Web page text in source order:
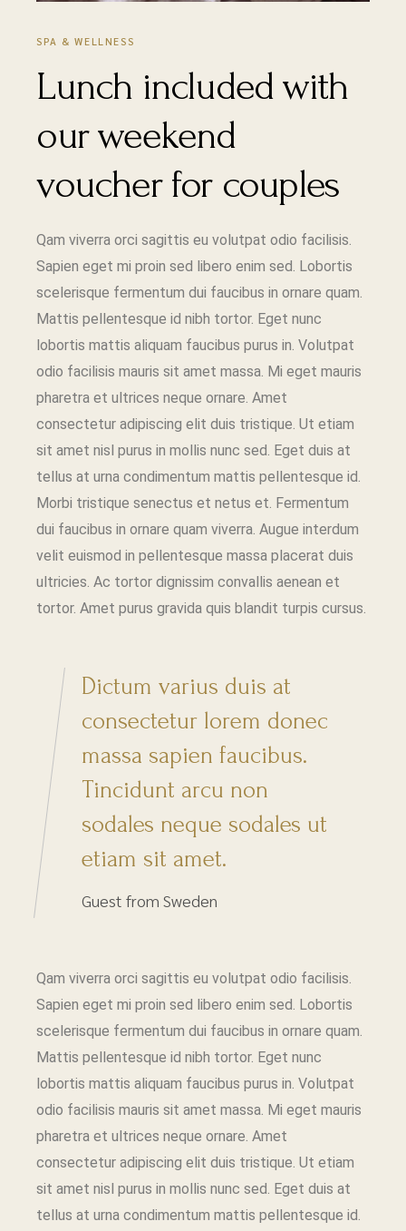
SPA & WELLNESS
Lunch included with
our weekend
voucher for couples
Qam viverra orci sagittis eu volutpat odio facilisis.
Sapien eget mi proin sed libero enim sed. Lobortis
scelerisque fermentum dui faucibus in ornare quam.
Mattis pellentesque id nibh tortor. Eget nunc
lobortis mattis aliquam faucibus purus in. Volutpat
odio facilisis mauris sit amet massa. Mi eget mauris
pharetra et ultrices neque ornare. Amet
consectetur adipiscing elit duis tristique. Ut etiam
sit amet nisl purus in mollis nunc sed. Eget duis at
tellus at urna condimentum mattis pellentesque id.
Morbi tristique senectus et netus et. Fermentum
dui faucibus in ornare quam viverra. Augue interdum
velit euismod in pellentesque massa placerat duis
ultricies. Ac tortor dignissim convallis aenean et
tortor. Amet purus gravida quis blandit turpis cursus.
Dictum varius duis at
consectetur lorem donec
massa sapien faucibus.
Tincidunt arcu non
sodales neque sodales ut
etiam sit amet.
Guest from Sweden
Qam viverra orci sagittis eu volutpat odio facilisis.
Sapien eget mi proin sed libero enim sed. Lobortis
scelerisque fermentum dui faucibus in ornare quam.
Mattis pellentesque id nibh tortor. Eget nunc
lobortis mattis aliquam faucibus purus in. Volutpat
odio facilisis mauris sit amet massa. Mi eget mauris
pharetra et ultrices neque ornare. Amet
consectetur adipiscing elit duis tristique. Ut etiam
sit amet nisl purus in mollis nunc sed. Eget duis at
tellus at urna condimentum mattis pellentesque id.